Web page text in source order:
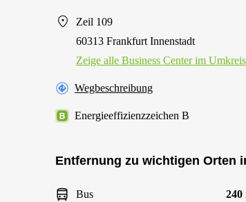
Zeil 109
60313 Frankfurt Innenstadt
Zeige alle Business Center im Umkreis
Wegbeschreibung
Energieeffizienzzeichen B
Entfernung zu wichtigen Orten
Bus 240